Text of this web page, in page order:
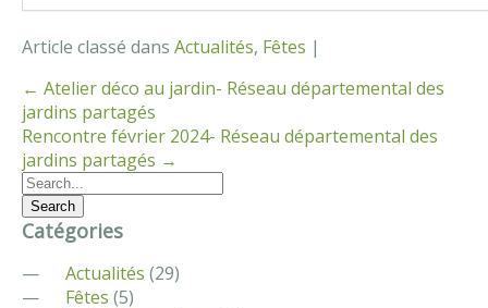
Article classé dans Actualités, Fêtes |
← Atelier déco au jardin- Réseau départemental des
jardins partagés
Rencontre février 2024- Réseau départemental des
jardins partagés →
Catégories
Actualités (29)
Fêtes (5)